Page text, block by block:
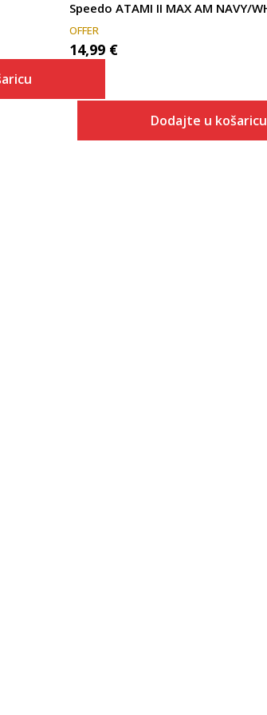
OFFER
14,99 €
Dodajte u košaricu